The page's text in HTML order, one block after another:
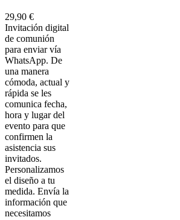
29,90 €
Invitación digital
de comunión
para enviar vía
WhatsApp. De
una manera
cómoda, actual y
rápida se les
comunica fecha,
hora y lugar del
evento para que
confirmen la
asistencia sus
invitados.
Personalizamos
el diseño a tu
medida. Envía la
información que
necesitamos